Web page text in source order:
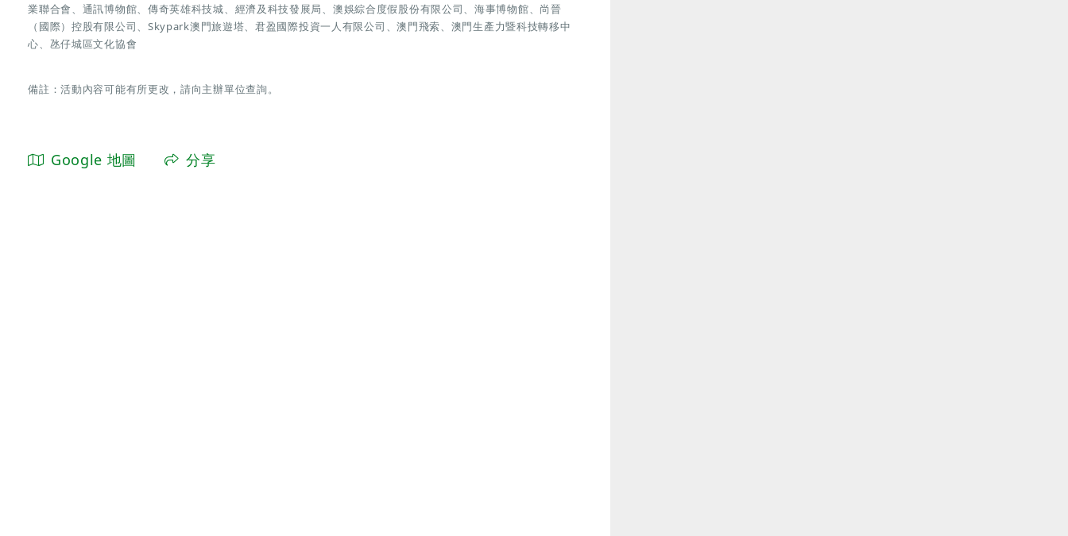
業聯合會、通訊博物館、傳奇英雄科技城、經濟及科技發展局、澳娛綜合度假股份有限公司、海事博物館、尚晉
（國際）控股有限公司、Skypark澳門旅遊塔、君盈國際投資一人有限公司、澳門飛索、澳門生產力暨科技轉移中
心、氹仔城區文化協會
備註：活動內容可能有所更改，請向主辦單位查詢。
Google 地圖 分享